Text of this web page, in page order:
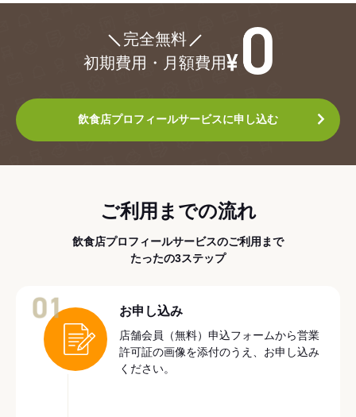
完全無料
初期費用・月額費用
飲食店プロフィールサービスに申し込む
ご利用までの流れ
飲食店プロフィールサービスのご利用まで
たったの3ステップ
お申し込み
店舗会員（無料）申込フォームから営業
許可証の画像を添付のうえ、お申し込み
ください。